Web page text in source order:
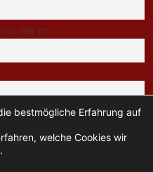
GM, TG)
unsere Datenschutzerklärung.
bestmögliche Erfahrung auf
welche Cookies wir